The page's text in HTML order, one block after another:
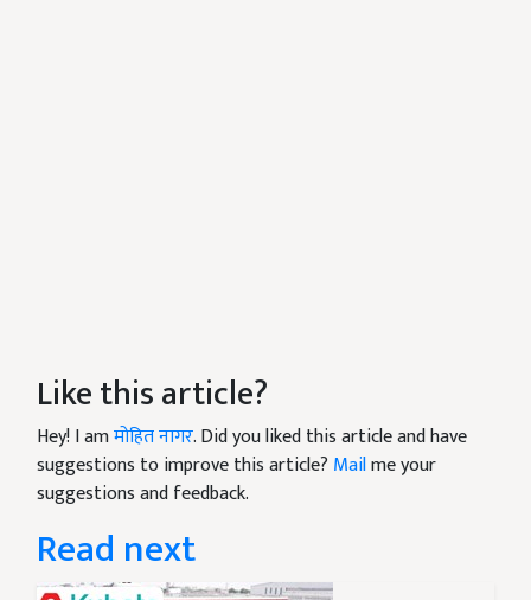
Like this article?
Hey! I amमोहित नागर. Did you liked this article and have
suggestions to improve this article? Mailme your
suggestions and feedback.
Read next